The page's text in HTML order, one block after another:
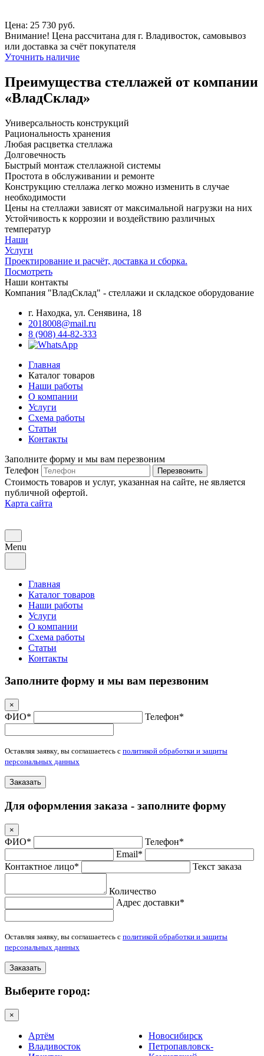
Цена: 25 730 руб.
Внимание! Цена рассчитана для г. Владивосток, самовывоз
или доставка за счёт покупателя
Уточнить наличие
Преимущества стеллажей от компании
«ВладСклад»
Универсальность конструкций
Рациональность хранения
Любая расцветка стеллажа
Долговечность
Быстрый монтаж стеллажной системы
Простота в обслуживании и ремонте
Конструкцию стеллажа легко можно изменить в случае
необходимости
Цены на стеллажи зависят от максимальной нагрузки на них
Устойчивость к коррозии и воздействию различных
температур
Наши
Услуги
Проектирование и расчёт, доставка и сборка.
Посмотреть
Наши контакты
Компания "ВладСклад" - стеллажи и складское оборудование
г. Находка, ул. Сенявина, 18
2018008@mail.ru
8 (908) 44-82-333
Главная
Каталог товаров
Наши работы
О компании
Услуги
Схема работы
Статьи
Контакты
Заполните форму и мы вам перезвоним
Телефон
Перезвонить
Стоимость товаров и услуг, указанная на сайте, не является
публичной офертой.
Карта сайта
Menu
Главная
Каталог товаров
Наши работы
Услуги
О компании
Схема работы
Статьи
Контакты
Заполните форму и мы вам перезвоним
×
ФИО* Телефон*
Оставляя заявку, вы соглашаетесь с политикой обработки и защиты
персональных данных
Заказать
Для оформления заказа - заполните форму
×
ФИО*
Телефон*
Email*
Контактное лицо*
Текст заказа
Количество
Адрес доставки*
Оставляя заявку, вы соглашаетесь с политикой обработки и защиты
персональных данных
Заказать
Выберите город:
×
Артём
Владивосток
Новосибирск
Петропавловск-